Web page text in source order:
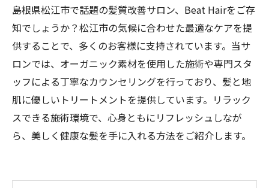
島根県松江市で話題の髪質改善サロン、Beat Hairをご存
知でしょうか？松江市の気候に合わせた最適なケアを提
供することで、多くのお客様に支持されています。当サ
ロンでは、オーガニック素材を使用した施術や専門スタ
ッフによる丁寧なカウンセリングを行っており、髪と地
肌に優しいトリートメントを提供しています。リラック
スできる施術環境で、心身ともにリフレッシュしなが
ら、美しく健康な髪を手に入れる方法をご紹介します。